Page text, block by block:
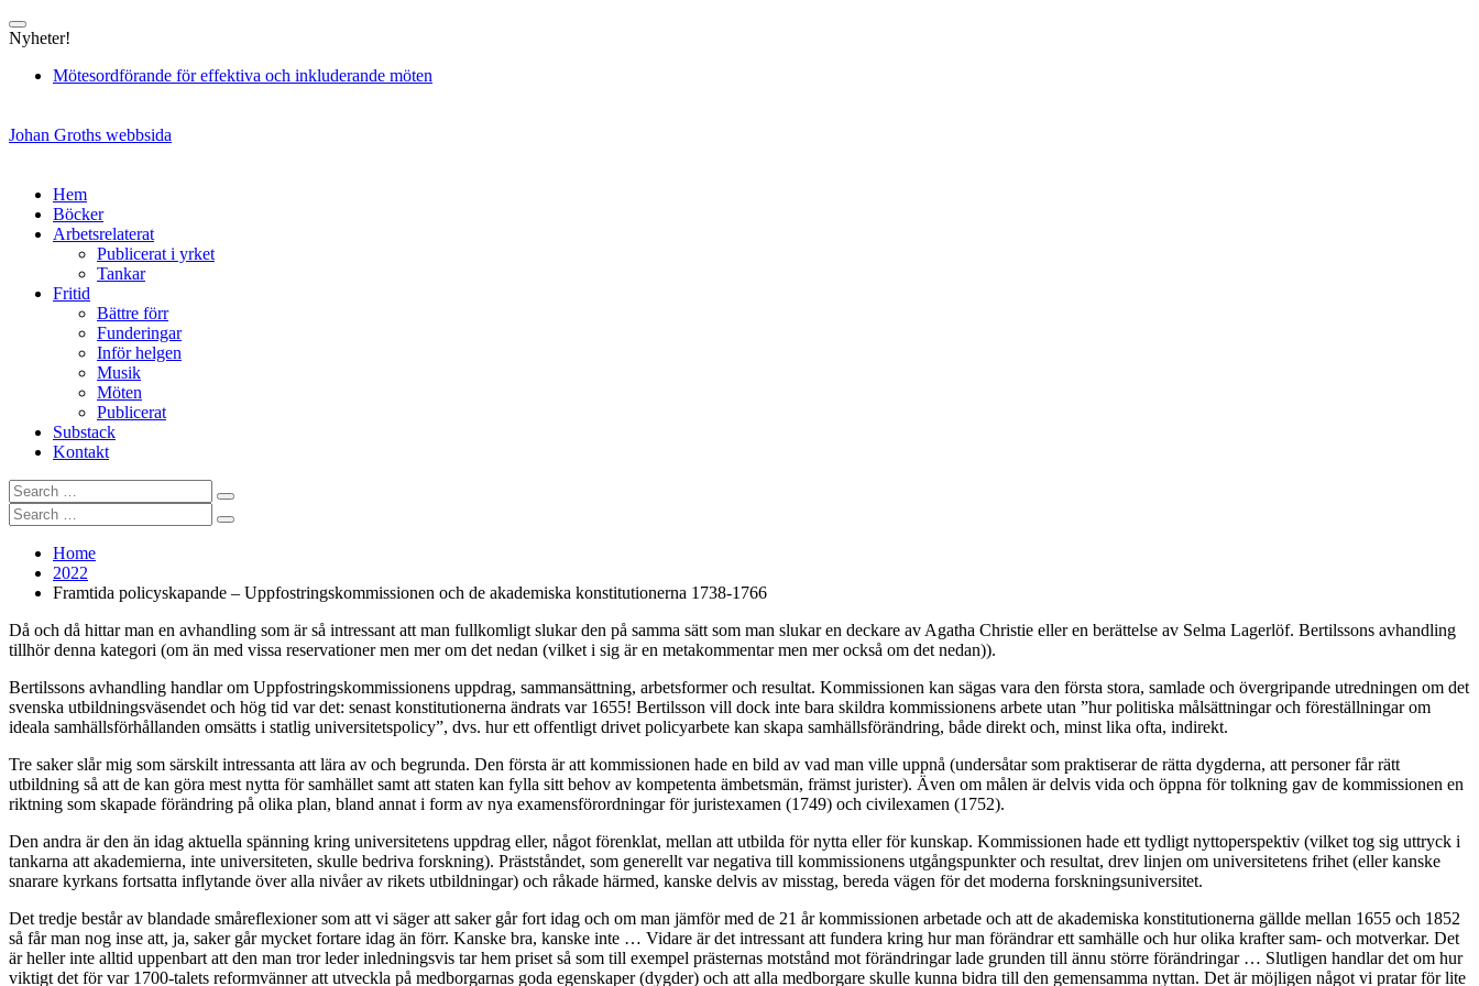
to
Nyheter!
Mötesordförande för effektiva och inkluderande möten
Johan Groths webbsida
Hem
Böcker
Arbetsrelaterat
Publicerat i yrket
Tankar
Fritid
Bättre förr
Funderingar
Inför helgen
Musik
Möten
Publicerat
Substack
Kontakt
Search
for:
Search
Search
for:
Search
Home
2022
Framtida policyskapande – Uppfostringskommissionen och de akademiska konstitutionerna 1738-1766
Då och då hittar man en avhandling som är så intressant att man fullkomligt slukar den på samma sätt som man slukar en deckare av Agatha Christie eller en berättelse av Selma Lagerlöf. Bertilssons avhandling
tillhör denna kategori (om än med vissa reservationer men mer om det nedan (vilket i sig är en metakommentar men mer också om det nedan)).
Bertilssons avhandling handlar om Uppfostringskommissionens uppdrag, sammansättning, arbetsformer och resultat. Kommissionen kan sägas vara den första stora, samlade och övergripande utredningen om det
svenska utbildningsväsendet och hög tid var det: senast konstitutionerna ändrats var 1655! Bertilsson vill dock inte bara skildra kommissionens arbete utan ”hur politiska målsättningar och föreställningar om
ideala samhällsförhållanden omsätts i statlig universitetspolicy”, dvs. hur ett offentligt drivet policyarbete kan skapa samhällsförändring, både direkt och, minst lika ofta, indirekt.
Tre saker slår mig som särskilt intressanta att lära av och begrunda. Den första är att kommissionen hade en bild av vad man ville uppnå (undersåtar som praktiserar de rätta dygderna, att personer får rätt
utbildning så att de kan göra mest nytta för samhället samt att staten kan fylla sitt behov av kompetenta ämbetsmän, främst jurister). Även om målen är delvis vida och öppna för tolkning gav de kommissionen en
riktning som skapade förändring på olika plan, bland annat i form av nya examensförordningar för juristexamen (1749) och civilexamen (1752).
Den andra är den än idag aktuella spänning kring universitetens uppdrag eller, något förenklat, mellan att utbilda för nytta eller för kunskap. Kommissionen hade ett tydligt nyttoperspektiv (vilket tog sig uttryck i
tankarna att akademierna, inte universiteten, skulle bedriva forskning). Prästståndet, som generellt var negativa till kommissionens utgångspunkter och resultat, drev linjen om universitetens frihet (eller kanske
snarare kyrkans fortsatta inflytande över alla nivåer av rikets utbildningar) och råkade härmed, kanske delvis av misstag, bereda vägen för det moderna forskningsuniversitet.
Det tredje består av blandade småreflexioner som att vi säger att saker går fort idag och om man jämför med de 21 år kommissionen arbetade och att de akademiska konstitutionerna gällde mellan 1655 och 1852
så får man nog inse att, ja, saker går mycket fortare idag än förr. Kanske bra, kanske inte … Vidare är det intressant att fundera kring hur man förändrar ett samhälle och hur olika krafter sam- och motverkar. Det
är heller inte alltid uppenbart att den man tror leder inledningsvis tar hem priset så som till exempel prästernas motstånd mot förändringar lade grunden till ännu större förändringar … Slutligen handlar det om hur
viktigt det för var 1700-talets reformvänner att utveckla på medborgarnas goda egenskaper (dygder) och att alla medborgare skulle kunna bidra till den gemensamma nyttan. Det är möjligen något vi pratar för lite